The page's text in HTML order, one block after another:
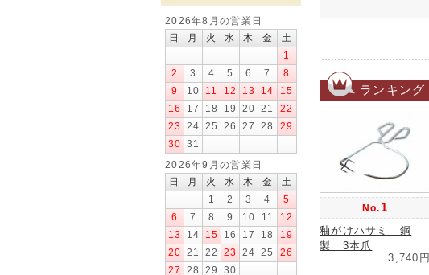
ランキング
No. 1
釉がけハサミ 鋼
製 3本爪
3,740円
2026年8月の営業日
日
月 火 水 木 金
土
1
2
3 4 5 6 7
8
9
10 11 12 13 14
15
16
17 18 19 20 21
22
23 24 25 26 27 28
29
30 31
2026年9月の営業日
日
月 火 水 木 金
土
1
2 3 4
5
6
7 8 9 10 11
12
13
14 15 16 17 18
19
20 21 22 23 24 25
26
27
28 29 30